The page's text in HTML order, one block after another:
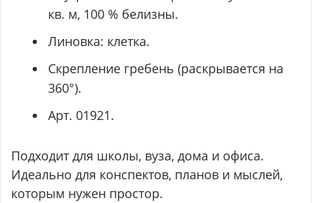
кв. м, 100 % белизны.
Линовка: клетка.
Скрепление гребень (раскрывается на
360°).
Арт. 01921.
Подходит для школы, вуза, дома и офиса.
Идеально для конспектов, планов и мыслей,
которым нужен простор.